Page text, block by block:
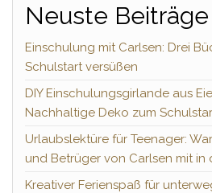
Neuste Beiträge
Einschulung mit Carlsen: Drei
Schulstart versüßen
DIY Einschulungsgirlande aus
Nachhaltige Deko zum
Urlaubslektüre für Teenager:
und Betrüger von Carlsen mit in
Kreativer Ferienspaß für